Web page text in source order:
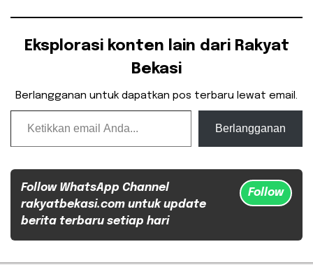
Eksplorasi konten lain dari Rakyat
Bekasi
Berlangganan untuk dapatkan pos terbaru lewat email.
Ketikkan email Anda...
Berlangganan
Follow WhatsApp Channel
rakyatbekasi.com untuk update
berita terbaru setiap hari
Follow